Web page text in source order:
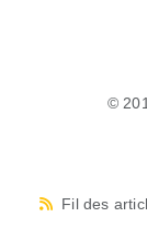
©
Fil des